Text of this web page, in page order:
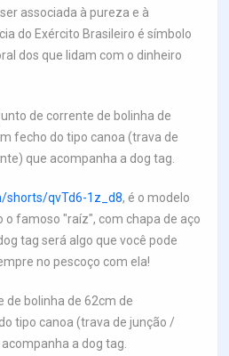
associada à pureza e à
do Exército Brasileiro é símbolo
dos que lidam com o dinheiro
de corrente de bolinha de
fecho do tipo canoa (trava de
que acompanha a dog tag.
shorts/qvTd6-1z_d8, é o modelo
o famoso "raíz", com chapa de aço
tag será algo que você pode
no pescoço com ela!
de bolinha de 62cm de
tipo canoa (trava de junção /
a dog tag.